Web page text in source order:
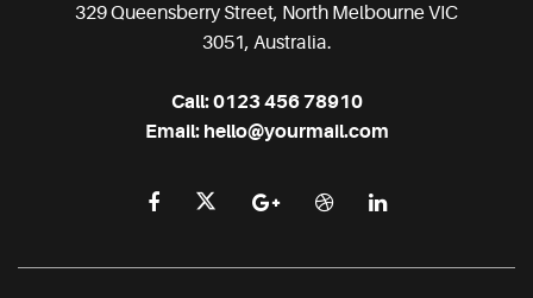
329 Queensberry Street, North Melbourne VIC
3051, Australia.
Call:0123 456 78910
Email: hello@yourmail.com